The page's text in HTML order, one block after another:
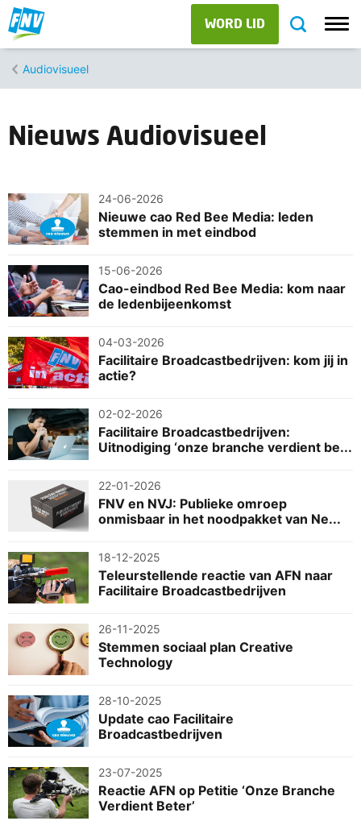
WORD LID
Audiovisueel
Nieuws Audiovisueel
24-06-2026
Nieuwe cao Red Bee Media: leden
stemmen in met eindbod
15-06-2026
Cao-eindbod Red Bee Media: kom naar
de ledenbijeenkomst
04-03-2026
Facilitaire Broadcastbedrijven: kom jij in
actie?
02-02-2026
Facilitaire Broadcastbedrijven:
Uitnodiging ‘onze branche verdient be...
22-01-2026
FNV en NVJ: Publieke omroep
onmisbaar in het noodpakket van Ne...
18-12-2025
Teleurstellende reactie van AFN naar
Facilitaire Broadcastbedrijven
26-11-2025
Stemmen sociaal plan Creative
Technology
28-10-2025
Update cao Facilitaire
Broadcastbedrijven
23-07-2025
Reactie AFN op Petitie ‘Onze Branche
Verdient Beter’